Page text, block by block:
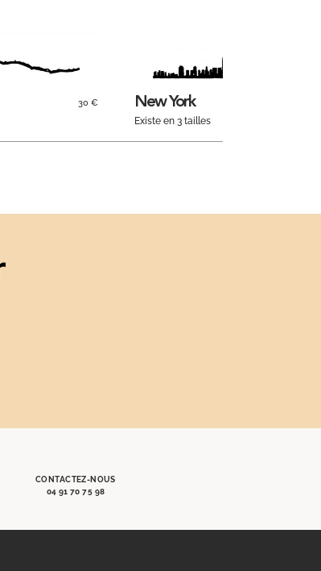
30 € New York
Existe en 3 tailles
CONTACTEZ-NOUS
04 91 70 75 98